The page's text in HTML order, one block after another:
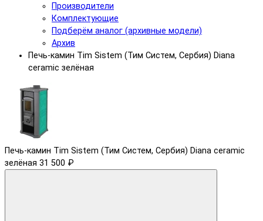
Производители
Комплектующие
Подберём аналог (архивные модели)
Архив
Печь-камин Tim Sistem (Тим Систем, Сербия) Diana
ceramic зелёная
Печь-камин Tim Sistem (Тим Систем, Сербия) Diana ceramic
зелёная 31 500 ₽